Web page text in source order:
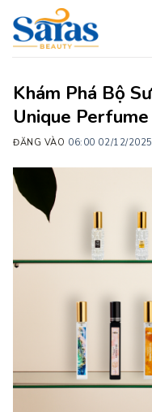
qua
nội
Khám Phá Bộ
Unique
ĐĂNG VÀO 06:00 02/12/2025